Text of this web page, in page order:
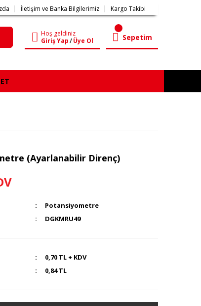
İletişim ve Banka Bilgilerimiz Kargo Takibi
Hoş geldiniz
Giriş Yap/Üye Ol Sepetim
(Ayarlanabilir Direnç)
Potansiyometre
DGKMRU49
0,70 TL + KDV
0,84 TL